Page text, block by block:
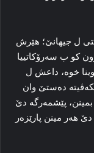
ل جیهانێ؛ هێرش
کو ب سه‌رۆكاتيیا
خوە، داعش ل
دەستێ وان
پێشمەرگە دێ
هه‌ر مينن پارێزەر